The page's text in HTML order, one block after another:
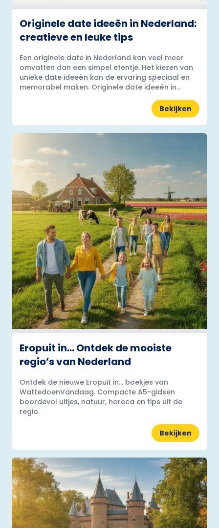
Originele date ideeën in Nederland:
creatieve en leuke tips
Een originele date in Nederland kan veel meer
omvatten dan een simpel etentje. Het kiezen van
unieke date ideeën kan de ervaring speciaal en
memorabel maken. Originele date ideeën in...
Bekijken
Eropuit in… Ontdek de mooiste
regio’s van Nederland
Ontdek de nieuwe Eropuit in... boekjes van
WattedoenVandaag. Compacte A5-gidsen
boordevol uitjes, natuur, horeca en tips uit de
regio.
Bekijken